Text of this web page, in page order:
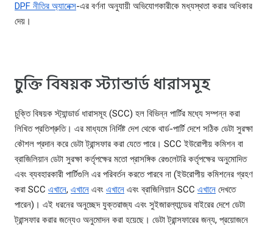
DPF নীতির অ্যানেক্স-এর বর্ণনা অনুযায়ী অভিযোগকারীকে মধ্যস্থতা করার অধিকার
দেয়।
চুক্তি বিষয়ক স্ট্যান্ডার্ড ধারাসমূহ
চুক্তি বিষয়ক স্ট্যান্ডার্ড ধারাসমূহ (SCC) হল বিভিন্ন পার্টির মধ্যে সম্পন্ন করা
লিখিত প্রতিশ্রুতি। এর মাধ্যমে নির্দিষ্ট দেশ থেকে থার্ড-পার্টি দেশে সঠিক ডেটা সুরক্ষা
কৌশল প্রদান করে ডেটা ট্রান্সফার করা যেতে পারে। SCC ইউরোপীয় কমিশন বা
ব্রাজিলিয়ান ডেটা সুরক্ষা কর্তৃপক্ষের মতো প্রাসঙ্গিক রেগুলেটরি কর্তৃপক্ষের অনুমোদিত
এবং ব্যবহারকারী পার্টিগুলি এর পরিবর্তন করতে পারবে না (ইউরোপীয় কমিশনের গ্রহণ
করা SCC এখানে, এখানে এবং এখানে এবং ব্রাজিলিয়ান SCC এখানে দেখতে
পারেন)। এই ধরনের অনুচ্ছেদ যুক্তরাজ্য এবং সুইজারল্যান্ডের বাইরের দেশে ডেটা
ট্রান্সফার করার জন্যেও অনুমোদন করা হয়েছে। ডেটা ট্রান্সফারের জন্য, প্রয়োজনে